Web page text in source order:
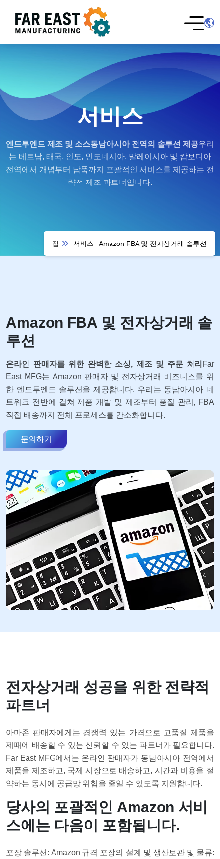
서비스
엔드투엔드 제조 및 소스동남아시아 전역의 솔루션 제공우리
는 베트남, 태국, 인도, 인도네시아, 말레이시아 및 캄보디아
전역에서 개념부터 납품까지 포괄적인 서비스를 제공하는 전
략적 제조 파트너입니다.
집 서비스 Amazon FBA 및 전자상거래 솔루션
Amazon FBA 및 전자상거래 솔
루션
온라인 판매자를 위한 완벽한 소싱, 제조 및 주문 처리 Far
East MFG는 Amazon 판매자 및 전자상거래 비즈니스를 위
한 엔드투엔드 솔루션을 제공합니다. 우리는 동남아시아 네
트워크 전반에 걸쳐 제품 개발 및 제조부터 품질 관리, FBA
직접 배송까지 전체 프로세스를 간소화합니다.
문의하기
전자상거래 성공을 위한 전략적
파트너
아마존 판매자에게는 경쟁력 있는 가격으로 고품질 제품을
제때에 배송할 수 있는 신뢰할 수 있는 파트너가 필요합니다.
Far East MFG에서는 온라인 판매자가 동남아시아 전역에서
제품을 제조하고, 국제 시장으로 배송하고, 시간과 비용을 절
약하는 동시에 공급망 위험을 줄일 수 있도록 지원합니다.
당사의 포괄적인 Amazon 서비
스에는 다음이 포함됩니다.
포장 솔루션: Amazon 규격 포장의 설계 및 생산보관 및 물류: